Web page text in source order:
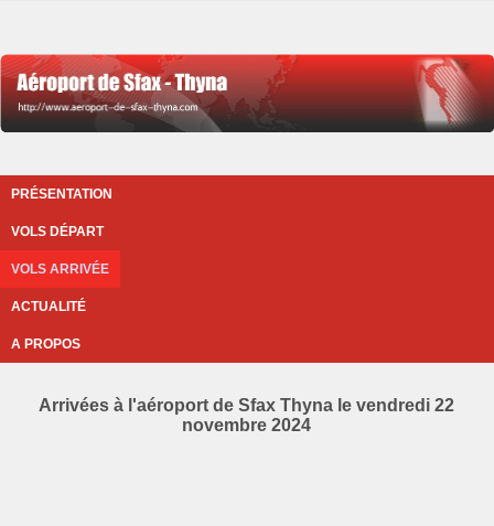
PRÉSENTATION
VOLS DÉPART
VOLS ARRIVÉE
ACTUALITÉ
A PROPOS
Arrivées à l'aéroport de Sfax Thyna le vendredi 22
novembre 2024